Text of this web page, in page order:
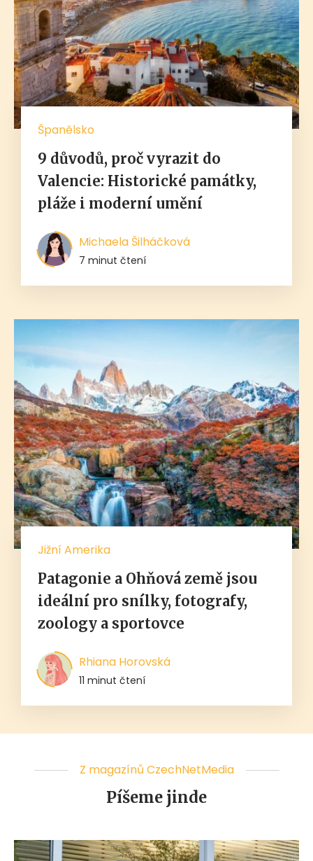
Španělsko
9 důvodů, proč vyrazit do
Valencie: Historické památky,
pláže i moderní umění
Michaela Šilháčková
7 minut čtení
Jižní Amerika
Patagonie a Ohňová země jsou
ideální pro snílky, fotografy,
zoology a sportovce
Rhiana Horovská
11 minut čtení
Z magazínů CzechNetMedia
Píšeme jinde